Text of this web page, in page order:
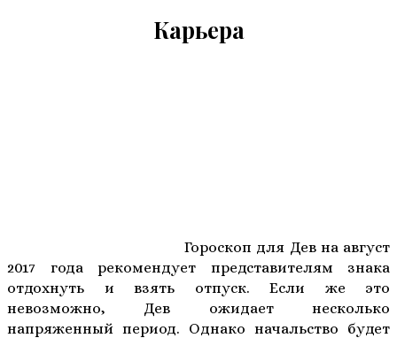
Карьера
Гороскоп для Дев на август
2017 года рекомендует представителям знака
отдохнуть и взять отпуск. Если же это
невозможно, Дев ожидает несколько
напряженный период. Однако начальство будет